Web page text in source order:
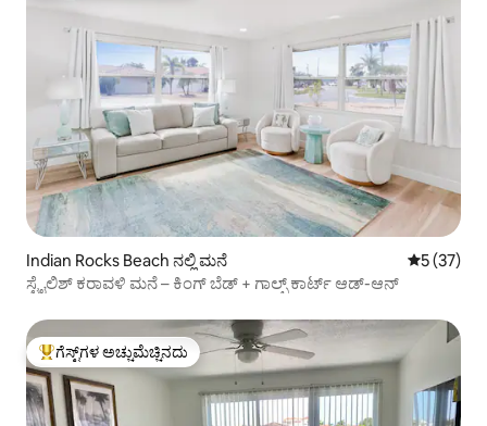
Indian Rocks Beach ನಲ್ಲಿ ಮನೆ 5 ರಲ್ಲಿ 5
5 (37)
ಸ್ಟೈಲಿಶ್ ಕರಾವಳಿ ಮನೆ – ಕಿಂಗ್ ಬೆಡ್ + ಗಾಲ್ಫ್ ಕಾರ್ಟ್ ಆಡ್-ಆನ್
ಗೆಸ್ಟ್‌ಗಳಿಗೆ ಅತಿ ಹೆಚ್ಚು ಅಚ್ಚುಮೆಚ್ಚಿನದು
ಗೆಸ್ಟ್‌ಗಳ ಅಚ್ಚುಮೆಚ್ಚಿನದು